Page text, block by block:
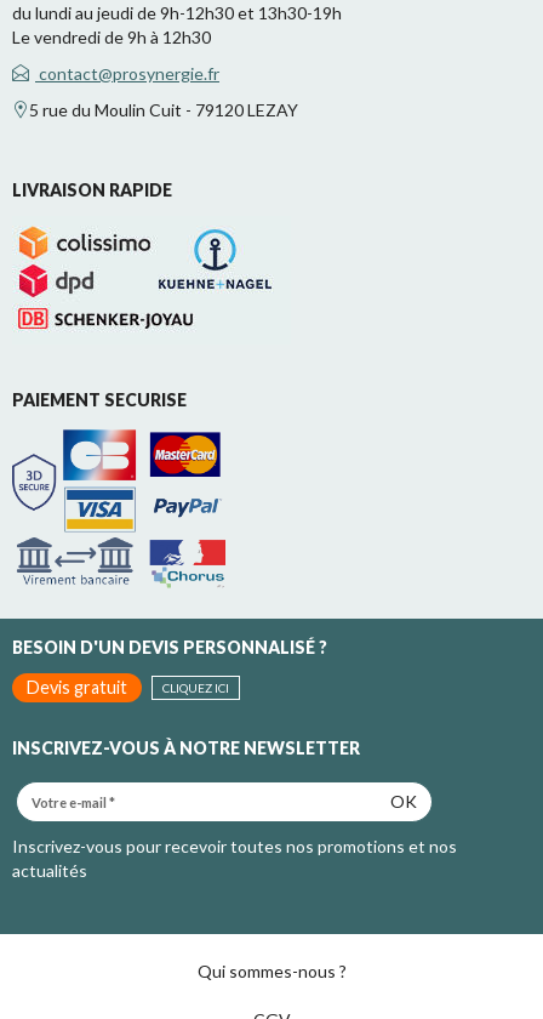
du lundi au jeudi de 9h-12h30 et 13h30-19h
Le vendredi de 9h à 12h30
contact@prosynergie.fr
5 rue du Moulin Cuit - 79120 LEZAY
LIVRAISON RAPIDE
PAIEMENT SECURISE
BESOIN D'UN DEVIS PERSONNALISÉ ?
Devis gratuit
CLIQUEZ ICI
INSCRIVEZ-VOUS À NOTRE NEWSLETTER
OK
Inscrivez-vous pour recevoir toutes nos promotions et nos
actualités
Qui sommes-nous ?